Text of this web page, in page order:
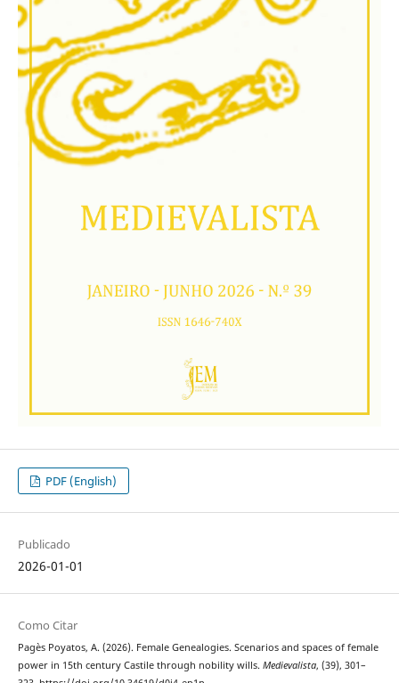
PDF (English)
Publicado
2026-01-01
Como Citar
Pagès Poyatos, A. (2026). Female Genealogies. Scenarios and spaces of female
power in 15th century Castile through nobility wills. Medievalista, (39), 301–